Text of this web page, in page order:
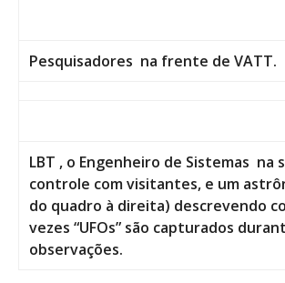
Pesquisadores na frente de VATT.
LBT , o Engenheiro de Sistemas na
controle com visitantes, e um
do quadro à direita) descrevendo
vezes “UFOs” são capturados
observações.